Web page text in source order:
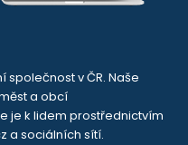
v ČR. Naše
a obcí
je k lidem prostřednictvím
a sociálních sítí.